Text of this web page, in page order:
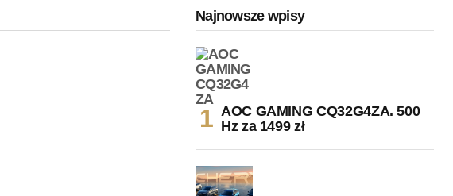
Najnowsze wpisy
AOC GAMING CQ32G4ZA. 500
Hz za 1499 zł